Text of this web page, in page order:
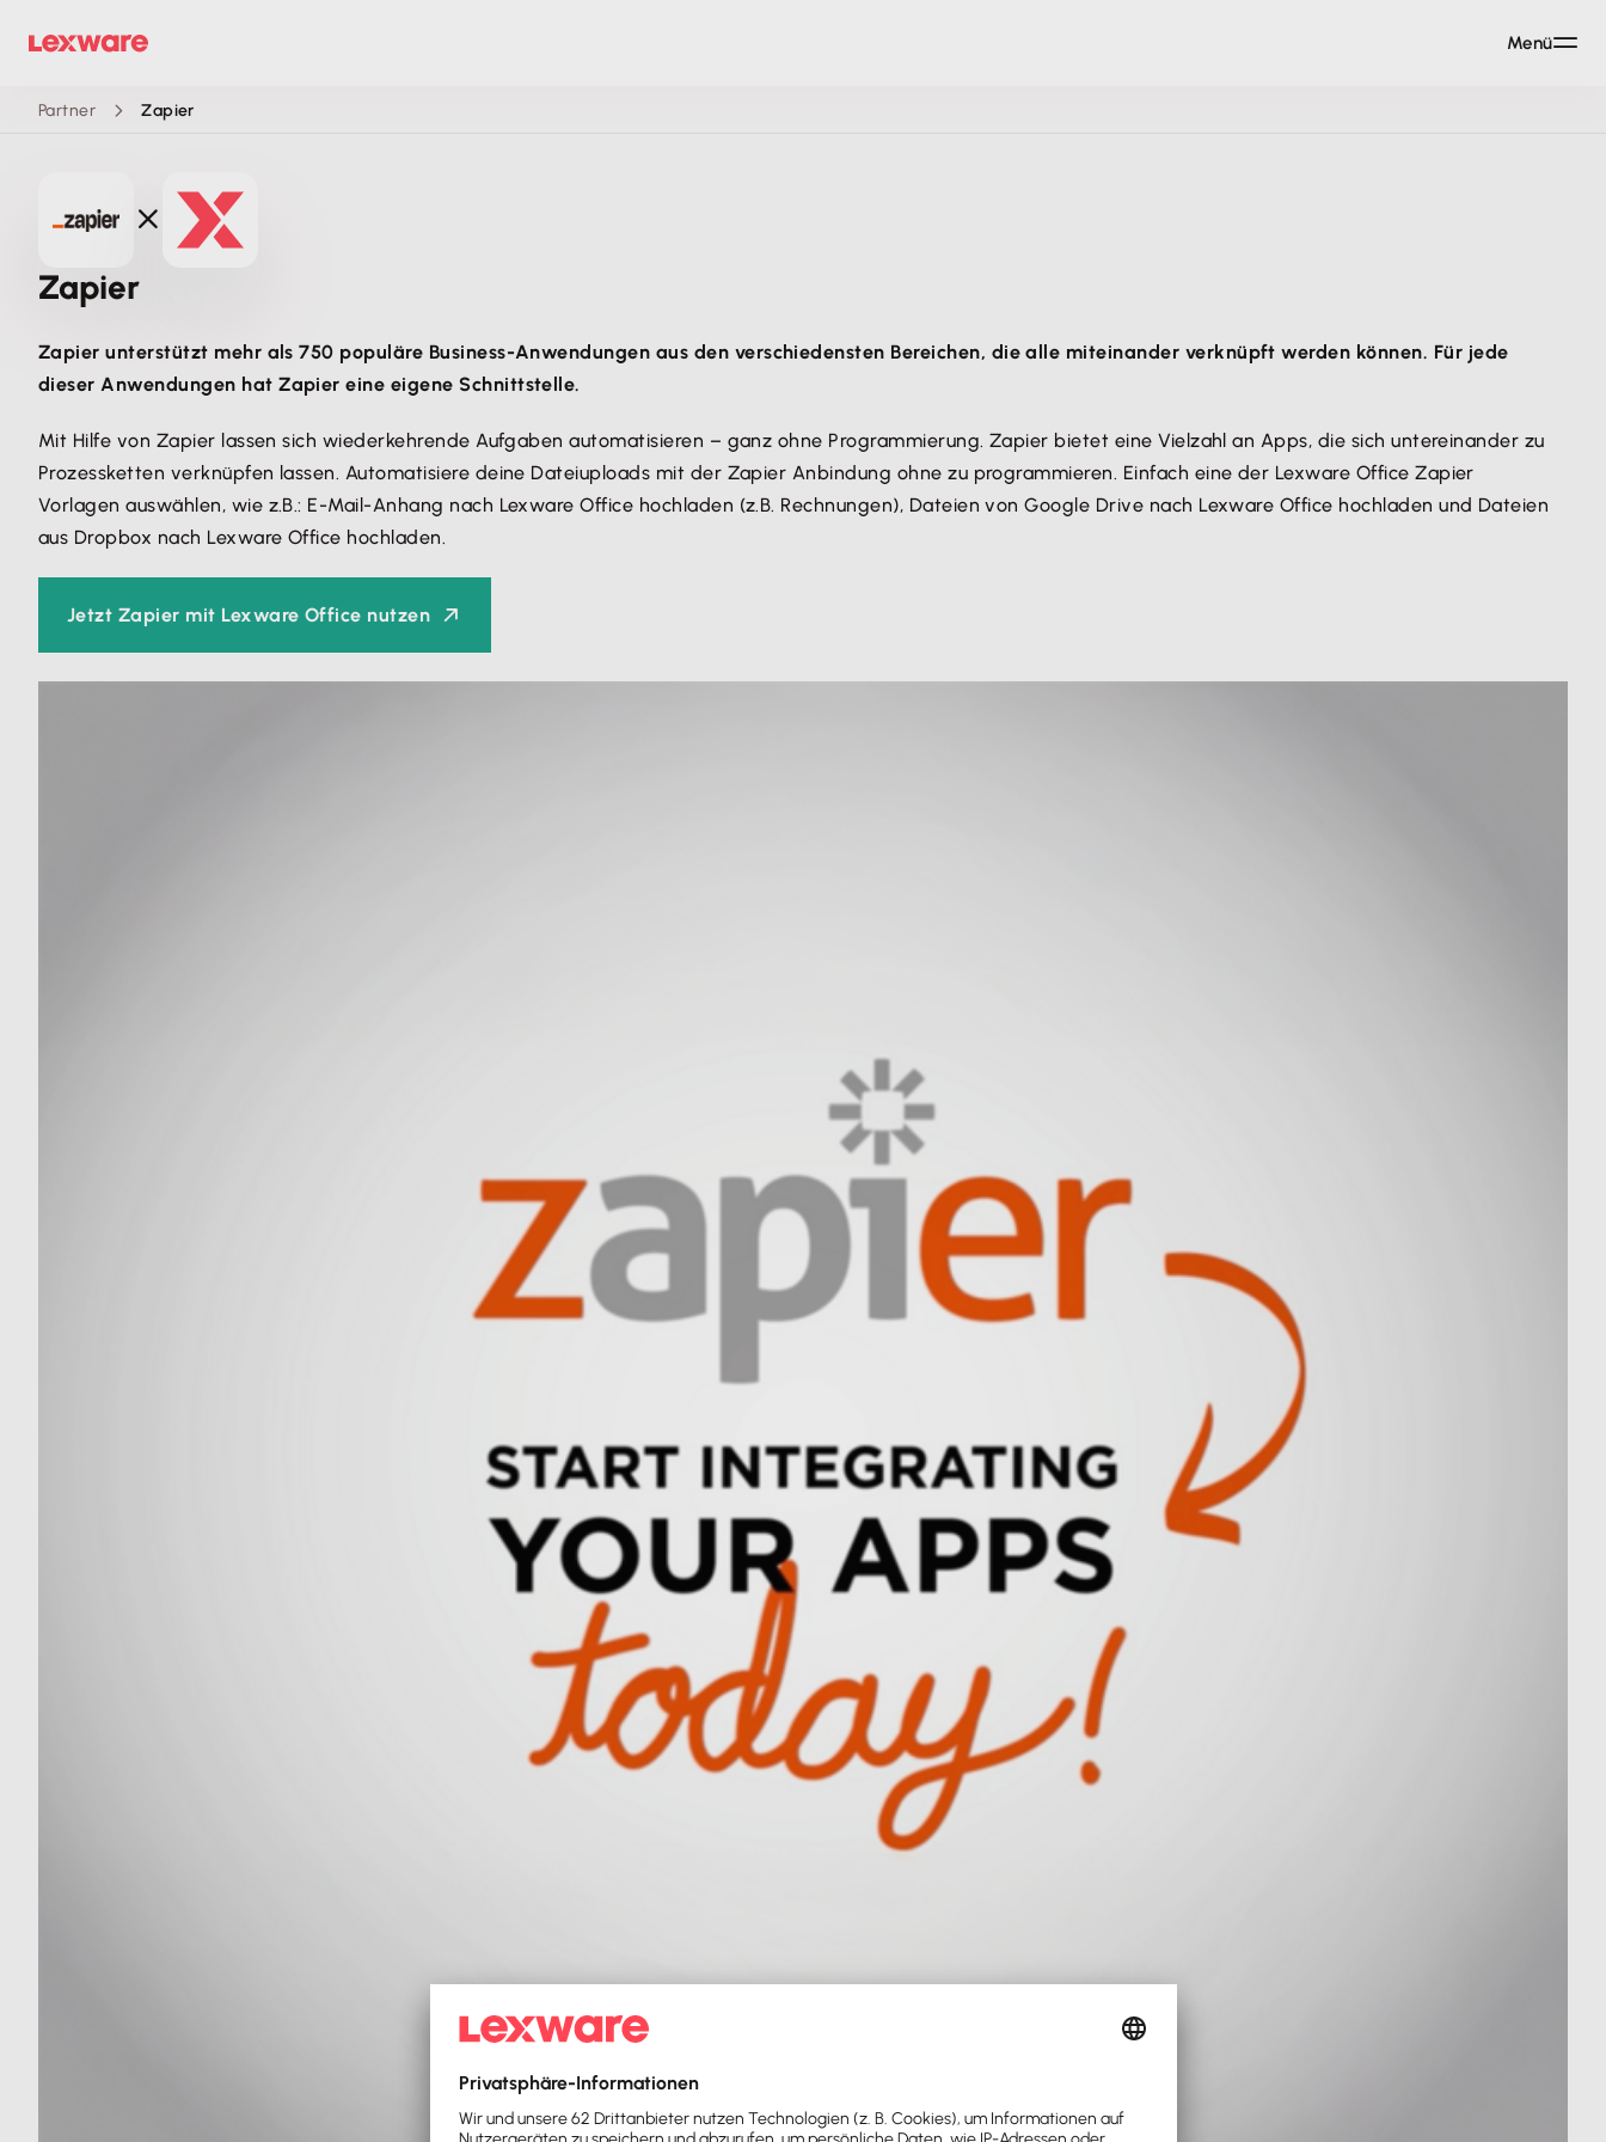
Partner Zapier
Zapier
Zapier unterstützt mehr als 750 populäre Business-Anwendungen aus den verschiedensten Bereichen, die alle miteinander verknüpft werden können. Für jede
dieser Anwendungen hat Zapier eine eigene Schnittstelle.
Mit Hilfe von Zapier lassen sich wiederkehrende Aufgaben automatisieren – ganz ohne Programmierung. Zapier bietet eine Vielzahl an Apps, die sich untereinander zu
Prozessketten verknüpfen lassen. Automatisiere deine Dateiuploads mit der Zapier Anbindung ohne zu programmieren. Einfach eine der Lexware Office Zapier
Vorlagen auswählen, wie z.B.: E-Mail-Anhang nach Lexware Office hochladen (z.B. Rechnungen), Dateien von Google Drive nach Lexware Office hochladen und Dateien
aus Dropbox nach Lexware Office hochladen.
Jetzt Zapier mit Lexware Office nutzen
Menü